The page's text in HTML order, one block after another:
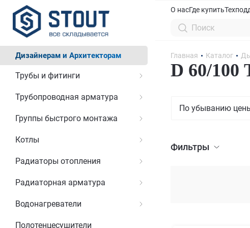
Дизайнерам и Архитекторам
Трубы и фитинги
Трубопроводная арматура
Группы быстрого монтажа
Котлы
Радиаторы отопления
Радиаторная арматура
Водонагреватели
Полотенцесушители
О насГде купить
Главная Каталог
D 60/100
По убыванию
Фильтры